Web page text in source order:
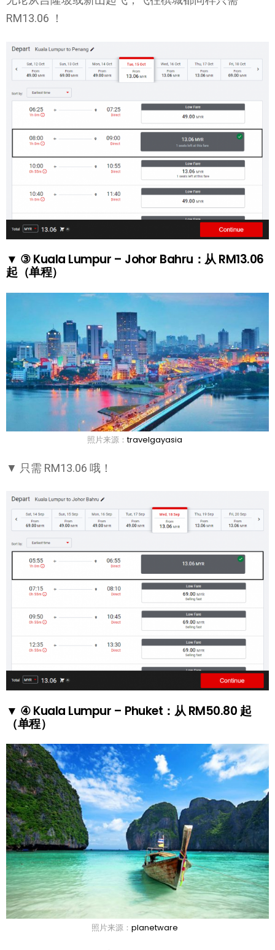
RM13.06 ！
▼ ③ Kuala Lumpur – Johor Bahru：从 RM13.06
起（单程）
照片来源：travelgayasia
▼ 只需 RM13.06 哦！
▼ ④ Kuala Lumpur – Phuket：从 RM50.80 起
（单程）
照片来源： planetware